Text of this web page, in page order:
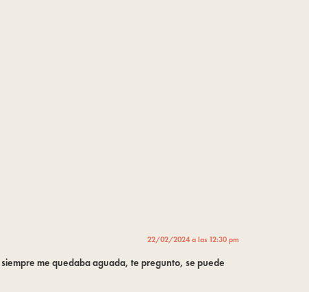
22/02/2024 a las 12:30 pm
me quedaba aguada, te pregunto, se puede